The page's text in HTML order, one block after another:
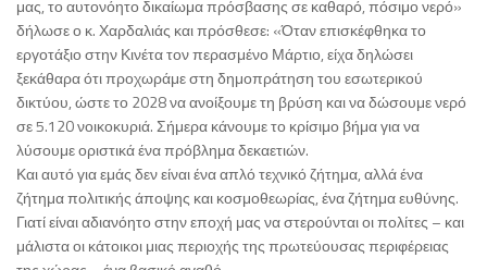
μας, το αυτονόητο δικαίωμα πρόσβασης σε καθαρό, πόσιμο νερό»
δήλωσε ο κ. Χαρδαλιάς και πρόσθεσε: «Όταν επισκέφθηκα το
εργοτάξιο στην Κινέτα τον περασμένο Μάρτιο, είχα δηλώσει
ξεκάθαρα ότι προχωράμε στη δημοπράτηση του εσωτερικού
δικτύου, ώστε το 2028 να ανοίξουμε τη βρύση και να δώσουμε νερό
σε 5.120 νοικοκυριά. Σήμερα κάνουμε το κρίσιμο βήμα για να
λύσουμε οριστικά ένα πρόβλημα δεκαετιών.
Και αυτό για εμάς δεν είναι ένα απλό τεχνικό ζήτημα, αλλά ένα
ζήτημα πολιτικής άποψης και κοσμοθεωρίας, ένα ζήτημα ευθύνης.
Γιατί είναι αδιανόητο στην εποχή μας να στερούνται οι πολίτες – και
μάλιστα οι κάτοικοι μιας περιοχής της πρωτεύουσας περιφέρειας